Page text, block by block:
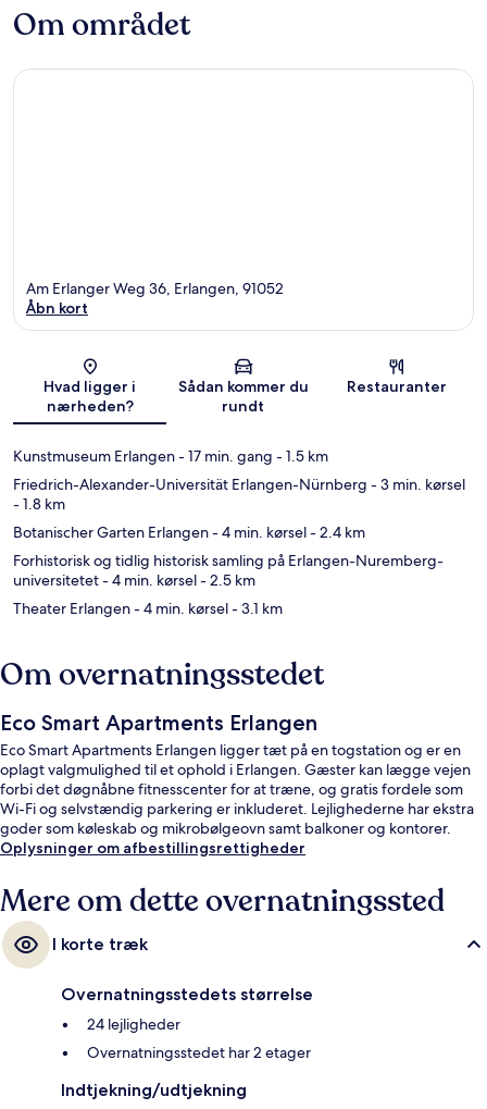
Om området
Kort
Am Erlanger Weg 36, Erlangen, 91052
Åbn kort
Hvad ligger i
nærheden?
Sådan kommer du
rundt
Restauranter
Kunstmuseum Erlangen- 17 min. gang - 1.5 km
Friedrich-Alexander-Universität Erlangen-Nürnberg - 3 min. kørsel
- 1.8 km
Botanischer Garten Erlangen- 4 min. kørsel- 2.4 km
Forhistorisk og tidlig historisk samling på Erlangen-Nuremberg-
universitetet- 4 min. kørsel- 2.5 km
Theater Erlangen- 4 min. kørsel- 3.1 km
Om overnatningsstedet
Eco Smart Apartments Erlangen
Eco Smart Apartments Erlangen ligger tæt på en togstation og er en
oplagt valgmulighed til et ophold i Erlangen. Gæster kan lægge vejen
forbi det døgnåbne fitnesscenter for at træne, og gratis fordele som
Wi-Fi og selvstændig parkering er inkluderet. Lejlighederne har ekstra
goder som køleskab og mikrobølgeovn samt balkoner og kontorer.
Oplysninger om afbestillingsrettigheder
Mere om dette overnatningssted
I korte træk
Overnatningsstedets størrelse
24 lejligheder
Overnatningsstedet har 2 etager
Indtjekning/udtjekning